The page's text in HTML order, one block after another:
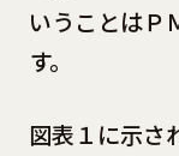
いうことはＰ
す。
図表１に示さ